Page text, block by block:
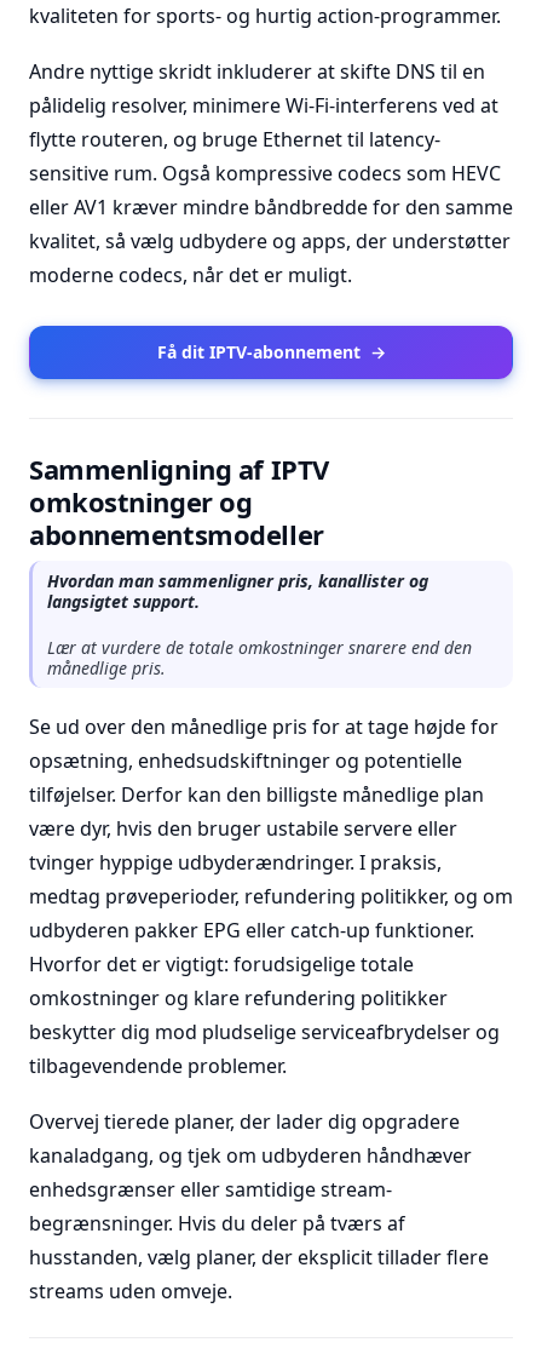
kvaliteten for sports- og hurtig action-programmer.
Andre nyttige skridt inkluderer at skifte DNS til en
pålidelig resolver, minimere Wi-Fi-interferens ved at
flytte routeren, og bruge Ethernet til latency-
sensitive rum. Også kompressive codecs som HEVC
eller AV1 kræver mindre båndbredde for den samme
kvalitet, så vælg udbydere og apps, der understøtter
moderne codecs, når det er muligt.
Få dit IPTV-abonnement →
Sammenligning af IPTV
omkostninger og
abonnementsmodeller
Hvordan man sammenligner pris, kanallister og
langsigtet support.
Lær at vurdere de totale omkostninger snarere end den
månedlige pris.
Se ud over den månedlige pris for at tage højde for
opsætning, enhedsudskiftninger og potentielle
tilføjelser. Derfor kan den billigste månedlige plan
være dyr, hvis den bruger ustabile servere eller
tvinger hyppige udbyderændringer. I praksis,
medtag prøveperioder, refundering politikker, og om
udbyderen pakker EPG eller catch-up funktioner.
Hvorfor det er vigtigt: forudsigelige totale
omkostninger og klare refundering politikker
beskytter dig mod pludselige serviceafbrydelser og
tilbagevendende problemer.
Overvej tierede planer, der lader dig opgradere
kanaladgang, og tjek om udbyderen håndhæver
enhedsgrænser eller samtidige stream-
begrænsninger. Hvis du deler på tværs af
husstanden, vælg planer, der eksplicit tillader flere
streams uden omveje.